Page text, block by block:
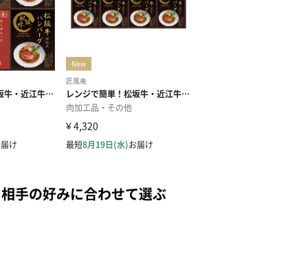
手の好みに合わせて選ぶ